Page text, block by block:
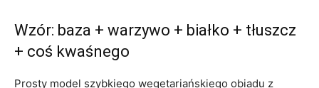
Wzór: baza + warzywo + białko + tłuszcz
+ coś kwaśnego
Prosty model szybkiego wegetariańskiego obiadu z